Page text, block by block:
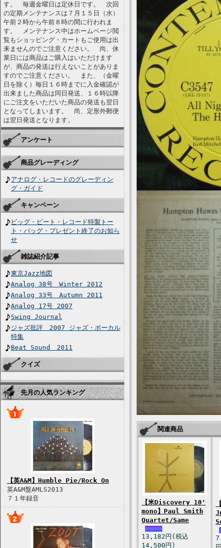
す。 毎週金曜日は定休日です。 次回
の定期メンテナンスは７月１５日（水）
午前２時から午前８時の間に行われま
す。 メンテナンス中はホームページ閲
覧もショッピング・カートもご使用は出
来ませんのでご注意ください。 尚、休
業日には商品はご購入はいただけます
が、商品の発送は行えないことがありま
すのでご注意ください。 また、（金曜
日を除く）毎日１６時までに入金確認が
出来ました商品は同日発送、１６時以降
にご注文をいただいた商品の発送も翌日
となってしまいます。 尚、定形外郵便
は翌日発送となります。
アンケート
商品グレーディング
アナログ・レコードのグレーディン
グ・ガイド
キャンペーン
ビッグ・ビート・レコード特製トー
ト・バッグ・プレゼント終了のお知ら
せ
雑誌紹介記事
東京Jazz地図
Analog 38号 Winter 2012
Analog 33号 Autumn 2011
Analog 17号 2007
Swing Journal
ジャズ批評 2007 ジャズ・ボーカル
特集
Beat Sound 2011
クイズ
先月の人気ランキング
【英A&M】Humble Pie/Rock On
英A&M盤AMLS2013
７１年録音
関連商品
【米Discovery 10'
mono】Paul Smith
Quartet/Same
13,182円(税込
14,500円)